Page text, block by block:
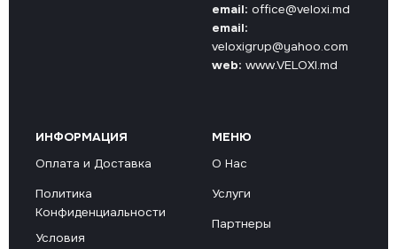
email: office@veloxi.md
email:
veloxigrup@yahoo.com
web: www.VELOXI.md
ИНФОРМАЦИЯ
Оплата и Доставка
Политика
Конфиденциальности
Условия
МЕНЮ
О Нас
Услуги
Партнеры